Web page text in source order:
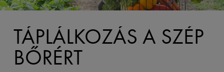
TÁPLÁLKOZÁS A SZÉP
BŐRÉRT